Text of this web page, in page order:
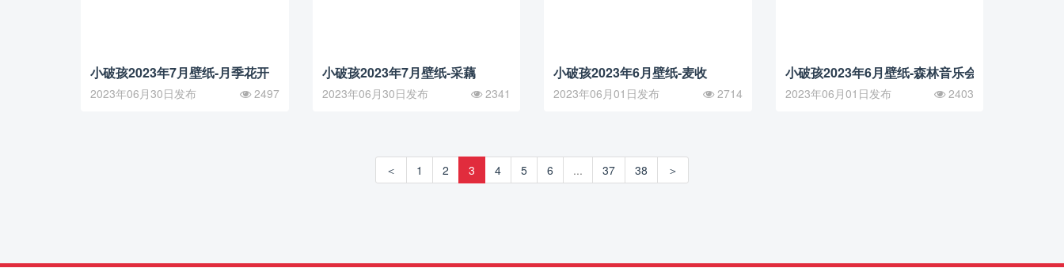
小破孩2023年7月壁纸-月季花开
2023年06月30日发布 2497
小破孩2023年7月壁纸-采藕
2023年06月30日发布 2341
小破孩2023年6月壁纸-麦收
2023年06月01日发布 2714
小破孩2023年6月壁纸-森林音乐会
2023年06月01日发布 2403
＜ 1 2 3 4 5 6 ... 37 38 ＞